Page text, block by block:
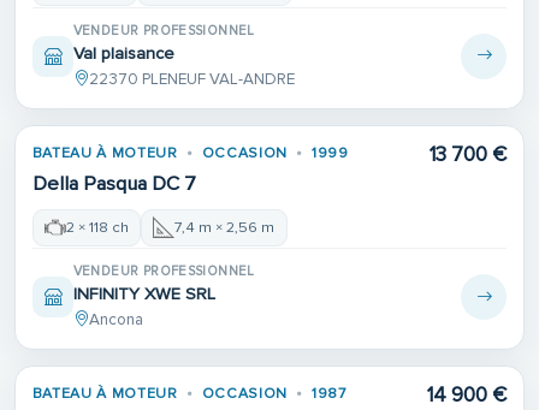
VENDEUR PROFESSIONNEL
Val plaisance
22370 PLENEUF VAL-ANDRE
BATEAU À MOTEUR OCCASION 1999
Della Pasqua DC 7
13 700 €
2 × 118 ch 7,4 m × 2,56 m
VENDEUR PROFESSIONNEL
INFINITY XWE SRL
Ancona
BATEAU À MOTEUR OCCASION 1987 14 900 €